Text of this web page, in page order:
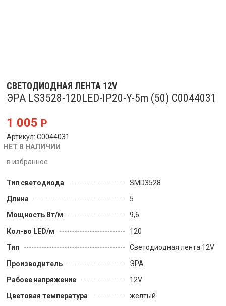
СВЕТОДИОДНАЯ ЛЕНТА 12V
ЭРА LS3528-120LED-IP20-Y-5m (50) C0044031
1 005 Р
Артикул: C0044031
НЕТ В НАЛИЧИИ
в избранное
Тип светодиода
SMD3528
Длина
5
Мощность Вт/м
9,6
Кол-во LED/м
120
Тип
Светодиодная лента 12V
Производитель
ЭРА
Рабоее напряжение
12V
Цветовая температура
желтый